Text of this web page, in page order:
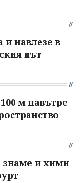
и навлезе в
път
м навътре
знаме и химн